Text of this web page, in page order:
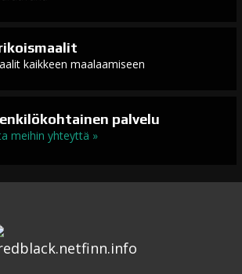
kaikkeen maalaamiseen
palvelu
meihin yhteyttä »